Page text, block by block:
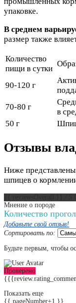
упаковке.
В среднем
размер также
Количество
пищи в сутки
90-120 г
70-80 г
в
50 г
Отзывы
Ниже представлены
шпицев о
Мнение о породе
Количество
Добавьте свой отзыв!
Сортировать по:
Будьте первым, чтобы
Проверено
Показать еще
{{ pageNumber+1 }}